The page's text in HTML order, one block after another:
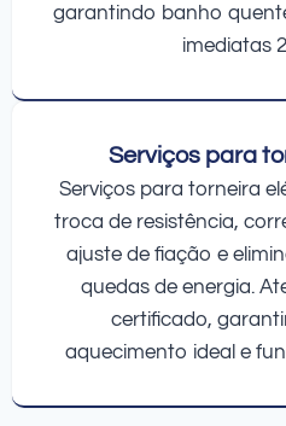
garantindo banho
imediatas
Serviços para
Serviços para torneira
troca de resistência,
ajuste de fiação e
quedas de energia.
certificado,
aquecimento ideal e